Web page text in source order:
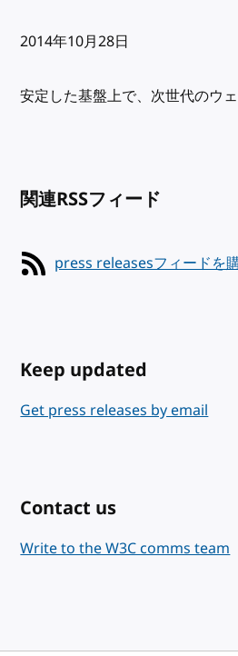
出版日:
2014年10月28日
安定した基盤上で、次世代のウ
関連RSSフィード
press releasesフィードを
Keep updated
Get press releases by email
Contact us
Write to the W3C comms team